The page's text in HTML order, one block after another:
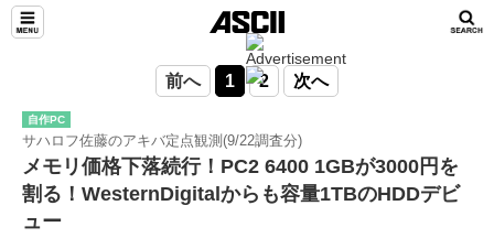
前へ 1 2 次へ
自作PC
サハロフ佐藤のアキバ定点観測(9/22調査分)
メモリ価格下落続行！PC2 6400 1GBが3000円を
割る！WesternDigitalからも容量1TBのHDDデビ
ュー